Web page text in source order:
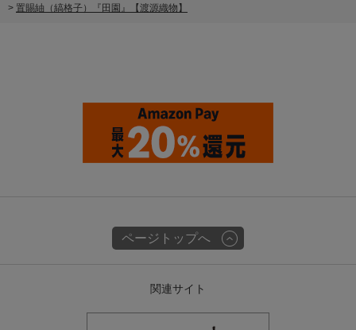
> 置賜紬（縞格子）『田園』【渡源織物】
ページトップへ
関連サイト